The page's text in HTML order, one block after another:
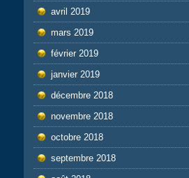
avril 2019
mars 2019
février 2019
janvier 2019
décembre 2018
novembre 2018
octobre 2018
septembre 2018